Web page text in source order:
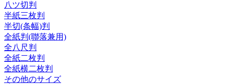
八ツ切判
半紙三枚判
半切(条幅)判
全紙判(聯落兼用)
全八尺判
全紙二枚判
全紙横二枚判
その他のサイズ